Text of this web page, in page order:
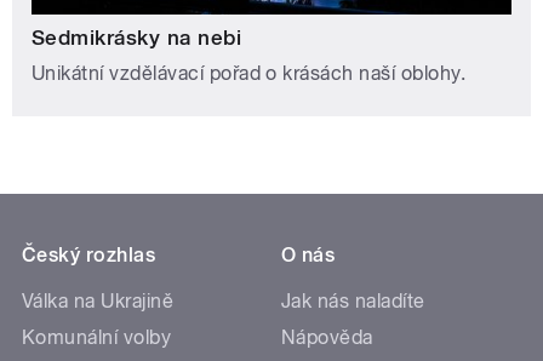
Sedmikrásky na nebi
Unikátní vzdělávací pořad o krásách naší oblohy.
Český rozhlas
Válka na Ukrajině
Komunální volby
O nás
Jak nás naladíte
Nápověda